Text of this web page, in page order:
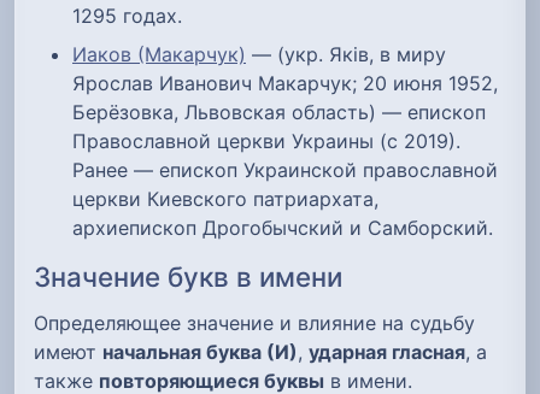
1295 годах.
Иаков (Макарчук) — (укр. Яків, в миру
Ярослав Иванович Макарчук; 20 июня 1952,
Берёзовка, Львовская область) — епископ
Православной церкви Украины (с 2019).
Ранее — епископ Украинской православной
церкви Киевского патриархата,
архиепископ Дрогобычский и Самборский.
Значение букв в имени
Определяющее значение и влияние на судьбу
имеют начальная буква (И), ударная гласная, а
также повторяющиеся буквы в имени.